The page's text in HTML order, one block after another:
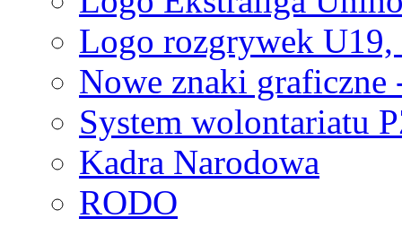
Logo rozgrywek
Nowe znaki graficzne
System wolontariatu
Kadra Narodowa
RODO